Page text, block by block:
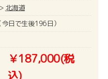
北海道
日で生後196日）
￥187,000(税
込)